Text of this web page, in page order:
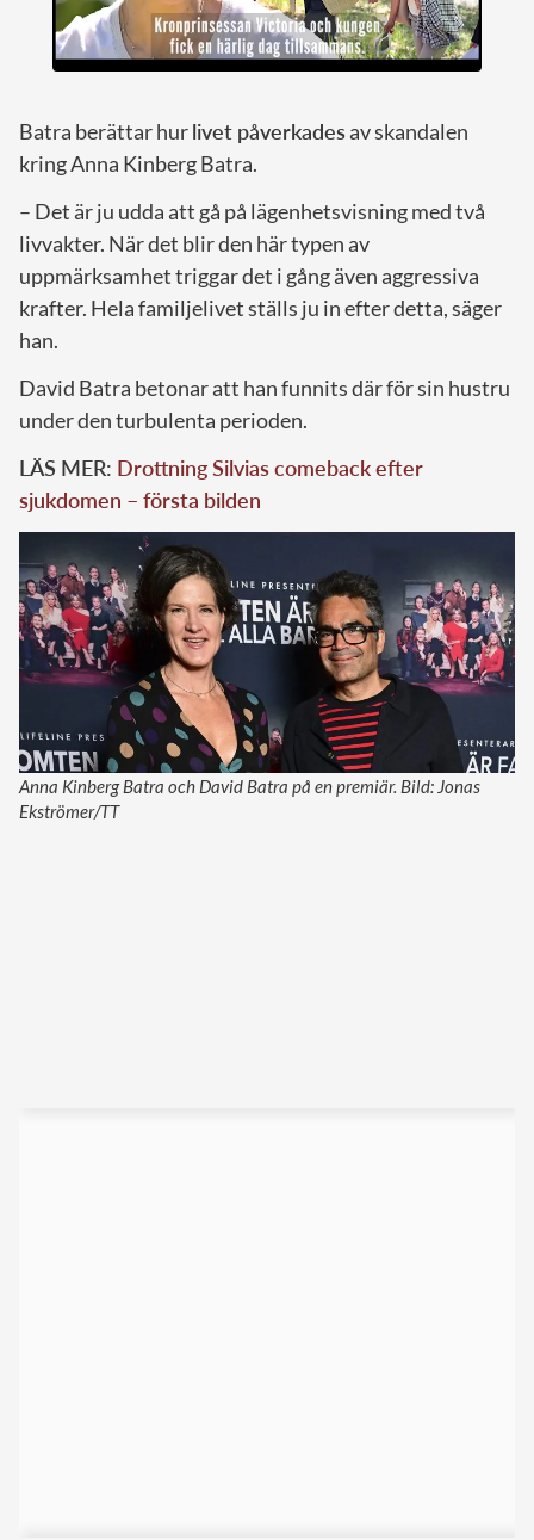
Batra berättar hurlivet påverkades av skandalen
kring Anna Kinberg Batra.
– Det är ju udda att gå på lägenhetsvisning med två
livvakter. När det blir den här typen av
uppmärksamhet triggar det i gång även aggressiva
krafter. Hela familjelivet ställs ju in efter detta, säger
han.
David Batra betonar att han funnits där för sin hustru
under den turbulenta perioden.
LÄS MER: Drottning Silvias comeback efter
sjukdomen – första bilden
Anna Kinberg Batra och David Batra på en premiär. Bild: Jonas
Ekströmer/TT